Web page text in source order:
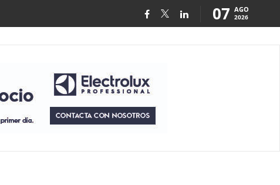
07 AGO
2026